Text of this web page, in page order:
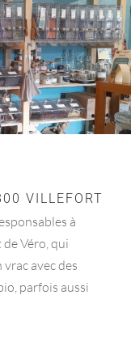
VILLEFORT
à
Véro, qui
avec des
parfois aussi